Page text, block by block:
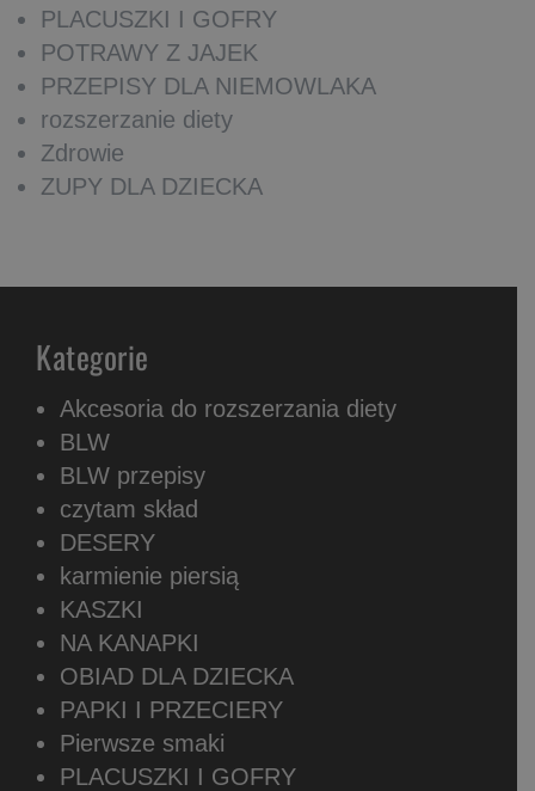
PLACUSZKI I GOFRY
POTRAWY Z JAJEK
PRZEPISY DLA NIEMOWLAKA
rozszerzanie diety
Zdrowie
ZUPY DLA DZIECKA
Kategorie
Akcesoria do rozszerzania diety
BLW
BLW przepisy
czytam skład
DESERY
karmienie piersią
KASZKI
NA KANAPKI
OBIAD DLA DZIECKA
PAPKI I PRZECIERY
Pierwsze smaki
PLACUSZKI I GOFRY